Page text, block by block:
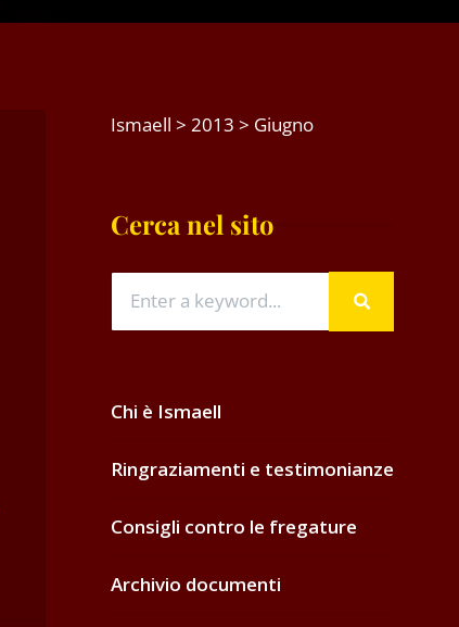
Ismaell > 2013 > Giugno
Cerca nel sito
Chi è Ismaell
Ringraziamenti e testimonianze
Consigli contro le fregature
Archivio documenti